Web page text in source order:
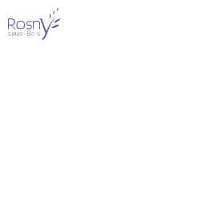
Retour à la